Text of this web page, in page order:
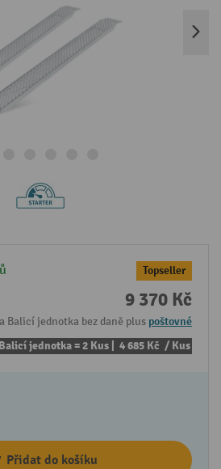
Topseller
9 370 Kč
Balicí jednotka bez daně plus poštovné
jednotka = 2 Kus | 4 685 Kč / Kus
Přidat do košíku